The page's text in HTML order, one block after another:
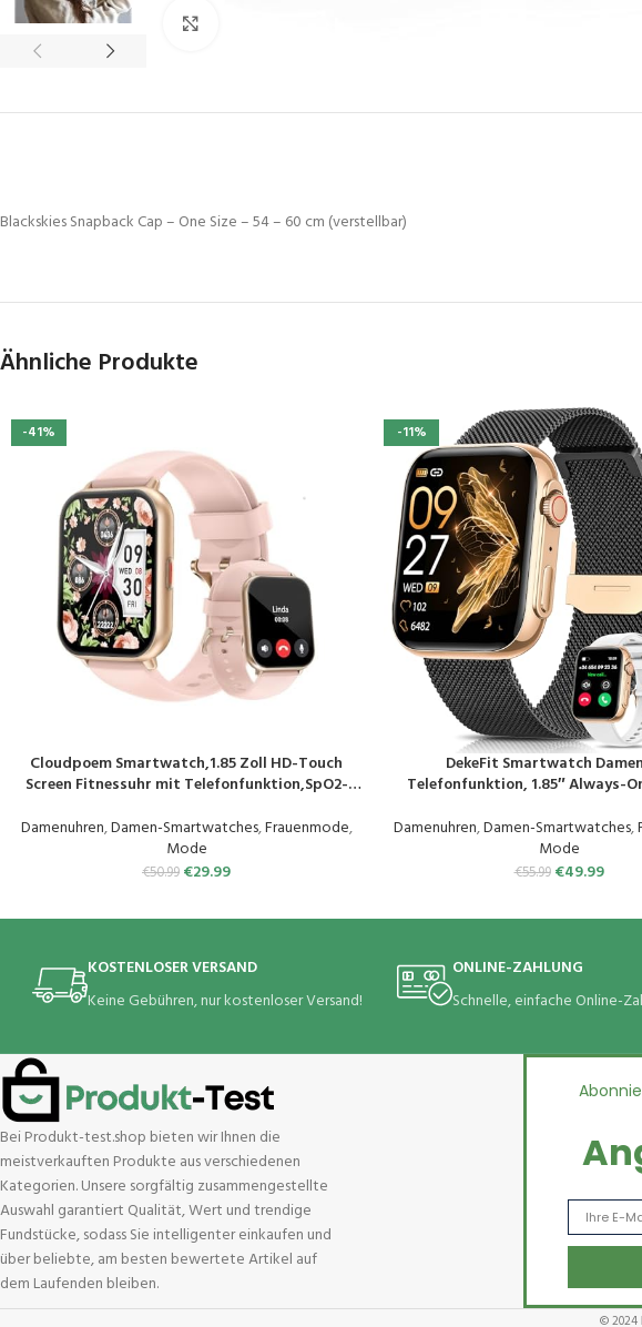
Blackskies Snapback Cap – One Size – 54 – 60 cm (verstellbar)
Ähnliche Produkte
-41%
PRODUKT KAUFEN
Cloudpoem Smartwatch,1.85 Zoll HD-Touch
Screen Fitnessuhr mit Telefonfunktion,SpO2-
Schrittzähler Uhr 100+ Trainingsmodi Sportuhr
für Damen Herren Android iOS Handy
Damenuhren,Damen-Smartwatches,Frauenmode,
Mode
€50.99 €29.99
-11%
PRODUKT KAUFEN
DekeFit Smartwatch
Telefonfunktion, 1.85″ Always-
Schlafmonitor/Herzfrequenz/
Sportuhr IP68 Wasserdicht für
Schwarzes Gold
Damenuhren,Damen-Smartwatches,
Mode
€55.99 €49.99
KOSTENLOSER VERSAND
Keine Gebühren, nur kostenloser Versand!
ONLINE-ZAHLUNG
Schnelle, einfache Online-
Bei Produkt-test.shop bieten wir Ihnen die
meistverkauften Produkte aus verschiedenen
Kategorien. Unsere sorgfältig zusammengestellte
Auswahl garantiert Qualität, Wert und trendige
Fundstücke, sodass Sie intelligenter einkaufen und
über beliebte, am besten bewertete Artikel auf
dem Laufenden bleiben.
© 2024